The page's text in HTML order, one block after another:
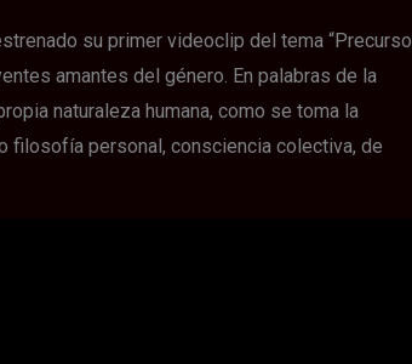
su primer videoclip del tema
amantes del género. En palabras de la
naturaleza humana, como se toma la
filosofía personal, consciencia colectiva, de